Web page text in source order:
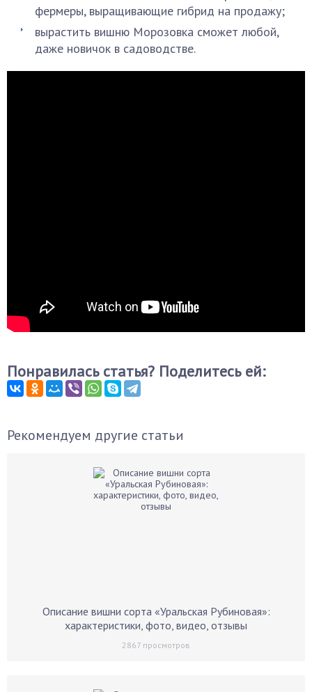
фермеры, выращивающие гибрид на продажу;
вырастить вишню Морозовка сможет любой,
даже новичок в садоводстве.
Понравилась статья? Поделитесь ей:
Рекомендуем другие статьи
Описание вишни сорта «Уральская Рубиновая»:
характеристики, фото, видео, отзывы
2867 просмотров